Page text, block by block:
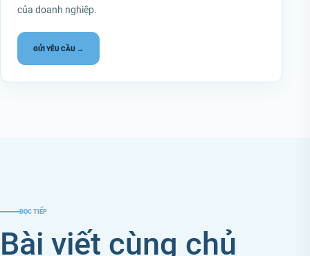
của doanh nghiệp.
GỬI YÊU CẦU →
ĐỌC TIẾP
Bài viết cùng chủ